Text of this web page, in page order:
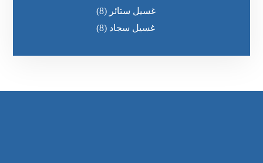
غسيل ستائر (8)
غسيل سجاد (8)